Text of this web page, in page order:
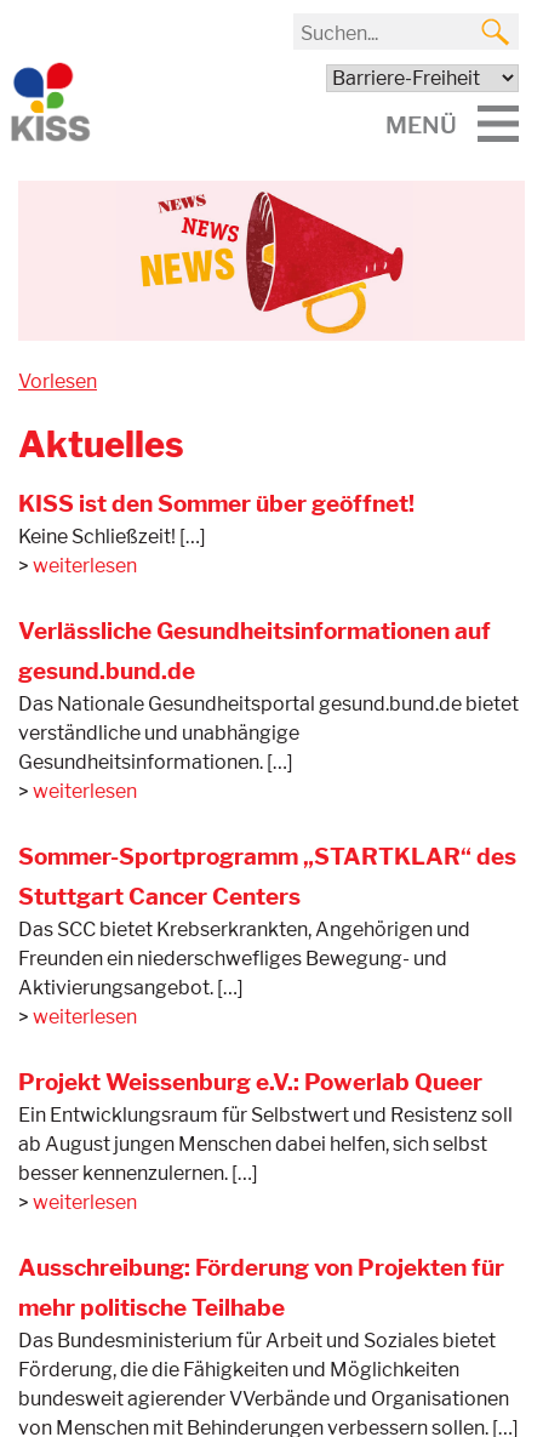
MENÜ
Vorlesen
Aktuelles
KISS ist den Sommer über geöffnet!
Keine Schließzeit! […]
weiterlesen
Verlässliche Gesundheitsinformationen auf
gesund.bund.de
Das Nationale Gesundheitsportal gesund.bund.de bietet
verständliche und unabhängige
Gesundheitsinformationen. […]
weiterlesen
Sommer-Sportprogramm „STARTKLAR“ des
Stuttgart Cancer Centers
Das SCC bietet Krebserkrankten, Angehörigen und
Freunden ein niederschwefliges Bewegung- und
Aktivierungsangebot. […]
weiterlesen
Projekt Weissenburg e.V.: Powerlab Queer
Ein Entwicklungsraum für Selbstwert und Resistenz soll
ab August jungen Menschen dabei helfen, sich selbst
besser kennenzulernen. […]
weiterlesen
Ausschreibung: Förderung von Projekten für
mehr politische Teilhabe
Das Bundesministerium für Arbeit und Soziales bietet
Förderung, die die Fähigkeiten und Möglichkeiten
bundesweit agierender VVerbände und Organisationen
von Menschen mit Behinderungen verbessern sollen. […]